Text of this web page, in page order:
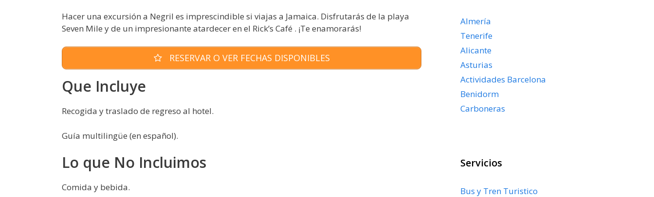
Hacer una excursión a Negril es imprescindible si viajas a Jamaica. Disfrutarás de la playa
Seven Mile y de un impresionante atardecer en el Rick’s Café . ¡Te enamorarás!
RESERVAR O VER FECHAS DISPONIBLES
Que Incluye
Recogida y traslado de regreso al hotel.
Guía multilingüe (en español).
Lo que No Incluimos
Comida y bebida.
Almería
Tenerife
Alicante
Asturias
Actividades Barcelona
Benidorm
Carboneras
Servicios
Bus y Tren Turistico